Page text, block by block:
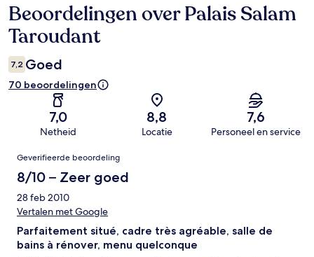
Beoordelingen
Beoordelingen over Palais Salam
Taroudant
7,2 Goed
70 beoordelingen
7,0
Netheid
8,8
Locatie
7,6
Personeel en service
Beoordelingen
Geverifieerde beoordeling
8/10 – Zeer goed
28 feb 2010
Vertalen met Google
Parfaitement situé, cadre très agréable, salle de
bains à rénover, menu quelconque